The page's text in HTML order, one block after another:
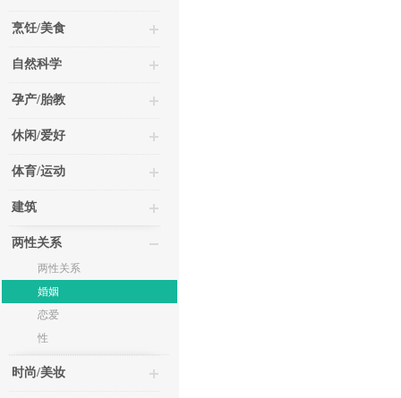
烹饪/美食
自然科学
孕产/胎教
休闲/爱好
体育/运动
建筑
两性关系
两性关系
婚姻
恋爱
性
时尚/美妆